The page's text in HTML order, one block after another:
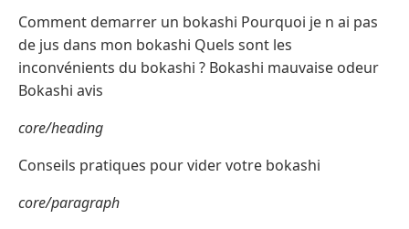
Comment demarrer un bokashi Pourquoi je n ai pas
de jus dans mon bokashi Quels sont les
inconvénients du bokashi ? Bokashi mauvaise odeur
Bokashi avis
core/heading
Conseils pratiques pour vider votre bokashi
core/paragraph